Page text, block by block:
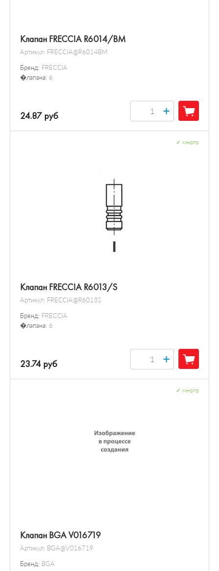
Клапан FRECCIA R6014/BM
Артикул: FRECCIA@R6014BM
Бренд: FRECCIA
�лапана: 6
24.87 руб +
Клапан FRECCIA R6013/S
Артикул: FRECCIA@R6013S
Бренд: FRECCIA
�лапана: 6
много
23.74 руб +
Клапан BGA V016719
Артикул: BGA@V016719
Бренд: BGA
много